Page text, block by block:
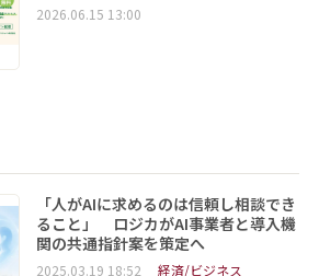
2026.06.15 13:00
「人がAIに求めるのは信頼し相談でき
ること」 ロジカがAI事業者と導入機
関の共通指針案を策定へ
2025.03.19 18:52 経済/ビジネス